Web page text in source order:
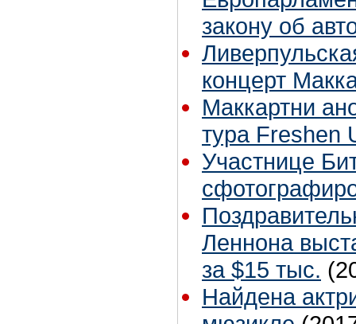
закону об
концерт
Маккартни
тура Freshen
Участнице
Леннона
за $15 тыс.
Найдена